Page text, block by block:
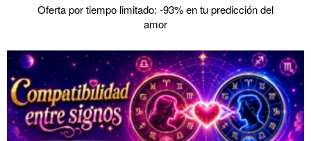
Oferta por tiempo limitado: -93% en tu predicción del
amor